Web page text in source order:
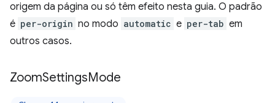
origem da página ou só têm efeito nesta guia. O padrão
é per-origin no modo automatic e per-tab em
outros casos.
ZoomSettingsMode